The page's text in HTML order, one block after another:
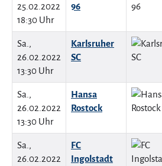
25.02.2022
18:30 Uhr
96
Sa.,
26.02.2022
13:30 Uhr
Karlsruher
SC
Sa.,
26.02.2022
13:30 Uhr
Hansa
Rostock
Sa.,
26.02.2022
FC
Ingolstadt